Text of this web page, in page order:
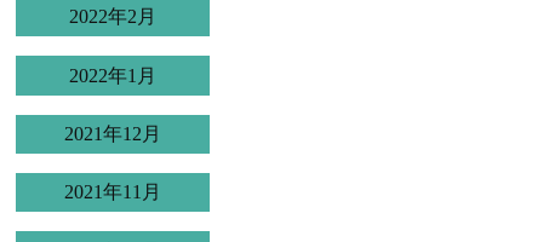
2022年2月
2022年1月
2021年12月
2021年11月